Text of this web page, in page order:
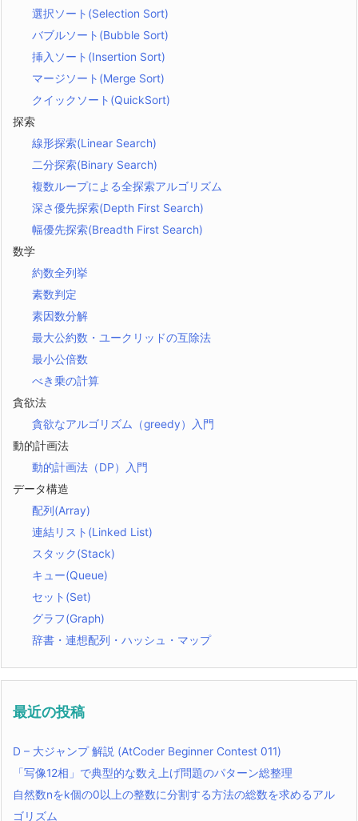
選択ソート(Selection Sort)
バブルソート(Bubble Sort)
挿入ソート(Insertion Sort)
マージソート(Merge Sort)
クイックソート(QuickSort)
探索
線形探索(Linear Search)
二分探索(Binary Search)
複数ループによる全探索アルゴリズム
深さ優先探索(Depth First Search)
幅優先探索(Breadth First Search)
数学
約数全列挙
素数判定
素因数分解
最大公約数・ユークリッドの互除法
最小公倍数
べき乗の計算
貪欲法
貪欲なアルゴリズム（greedy）入門
動的計画法
動的計画法（DP）入門
データ構造
配列(Array)
連結リスト(Linked List)
スタック(Stack)
キュー(Queue)
セット(Set)
グラフ(Graph)
辞書・連想配列・ハッシュ・マップ
最近の投稿
D – 大ジャンプ 解説 (AtCoder Beginner Contest 011)
「写像12相」で典型的な数え上げ問題のパターン総整理
自然数nをk個の0以上の整数に分割する方法の総数を求めるアル
ゴリズム